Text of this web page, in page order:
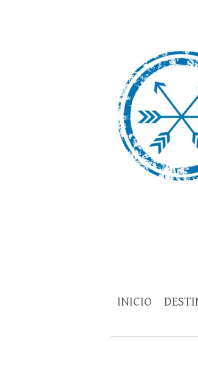
Nos
Un blog de viajes
INICIO